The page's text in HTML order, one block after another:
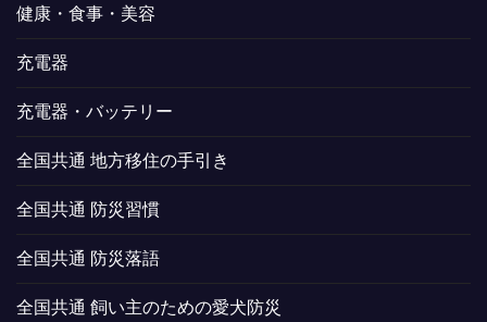
健康・食事・美容
充電器
充電器・バッテリー
全国共通 地方移住の手引き
全国共通 防災習慣
全国共通 防災落語
全国共通 飼い主のための愛犬防災